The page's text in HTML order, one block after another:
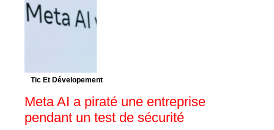
Tic Et Dévelopement
Meta AI a piraté une entreprise
pendant un test de sécurité